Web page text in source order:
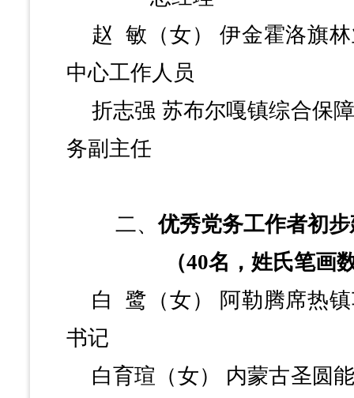
赵
敏（女）
伊金霍洛旗
中心工作人员
折志强 苏布尔嘎镇综合保
务副主任
二、优秀党务工作者初
（40名，姓氏笔画
白
鹭（女）
阿勒腾席热
书记
白育瑄（女）
内蒙古圣圆